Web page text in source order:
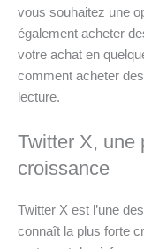
vous souhaitez une
également acheter
votre achat en
comment acheter
lecture.
Twitter X, une
croissance
Twitter X est l’une
connaît la plus forte